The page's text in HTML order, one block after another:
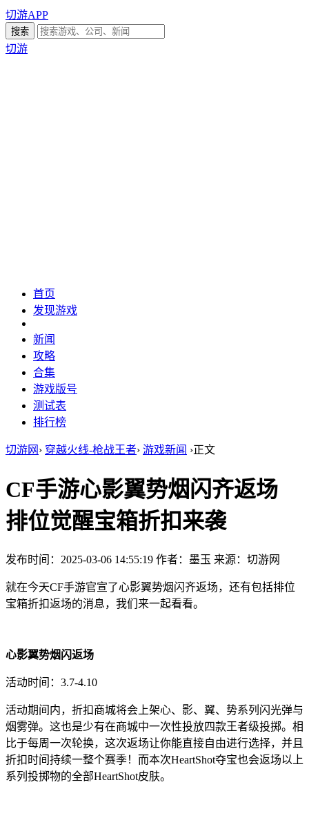
切游APP
切游
首页
发现游戏
新闻
攻略
合集
游戏版号
测试表
排行榜
切游网 › 穿越火线-枪战王者› 游戏新闻 ›正文
CF手游心影翼势烟闪齐返场
排位觉醒宝箱折扣来袭
发布时间：2025-03-06 14:55:19 作者：墨玉 来源：切游网
就在今天CF手游官宣了心影翼势烟闪齐返场，还有包括排位
宝箱折扣返场的消息，我们来一起看看。
心影翼势烟闪返场
活动时间：3.7-4.10
活动期间内，折扣商城将会上架心、影、翼、势系列闪光弹与
烟雾弹。这也是少有在商城中一次性投放四款王者级投掷。相
比于每周一次轮换，这次返场让你能直接自由进行选择，并且
折扣时间持续一整个赛季！而本次HeartShot夺宝也会返场以上
系列投掷物的全部HeartShot皮肤。